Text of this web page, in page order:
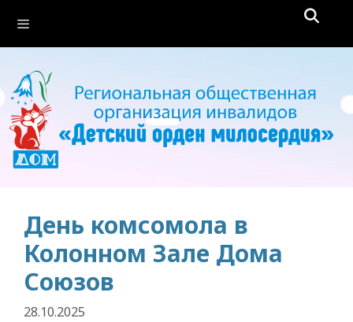
содержимому
День комсомола в
Колонном Зале Дома
Союзов
28.10.2025